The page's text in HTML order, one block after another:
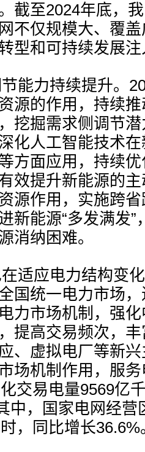
截至2024年底，
不仅规模大、覆
型和可持续发展
能力持续提升。
源的作用，持续
挖掘需求侧调节
化人工智能技术
方面应用，持续
效提升新能源的
源作用，实施跨
新能源“多发满发”
消纳困难。
适应电力结构变
国统一电力市场
力市场机制，强
提高交易频次，
、虚拟电厂等新
场机制作用，服
交易电量9569亿
中，国家电网经营
，同比增长36.6%